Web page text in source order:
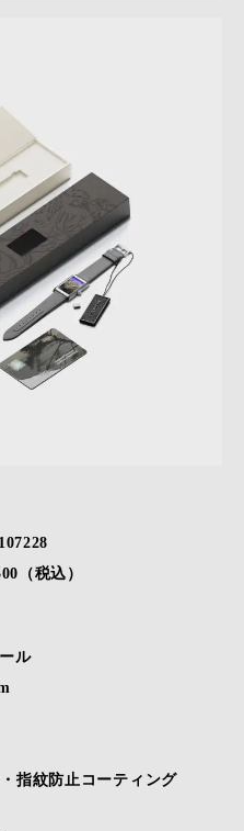
（税込）
ル
指紋防止コーティング